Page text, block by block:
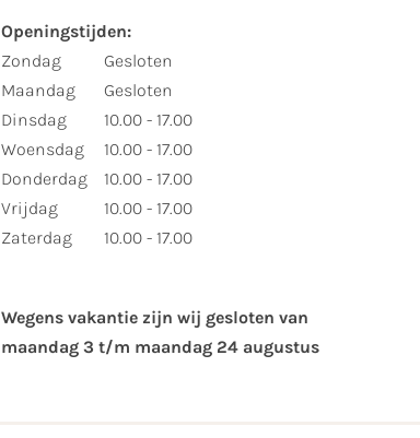
Openingstijden:
Zondag
Maandag
Dinsdag
Woensdag
Donderdag
Vrijdag
Zaterdag
Gesloten
Gesloten
10.00 - 17.00
10.00 - 17.00
10.00 - 17.00
10.00 - 17.00
10.00 - 17.00
Wegens vakantie zijn wij gesloten van ​
maandag 3 t/m maandag 24 augustus